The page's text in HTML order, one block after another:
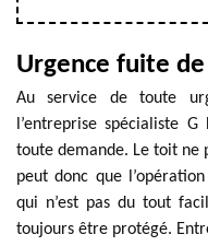
Urgence fuite
Au service de toute
l’entreprise spécialiste
toute demande. Le toit ne
peut donc que
qui n’est pas du tout
toujours être protégé.